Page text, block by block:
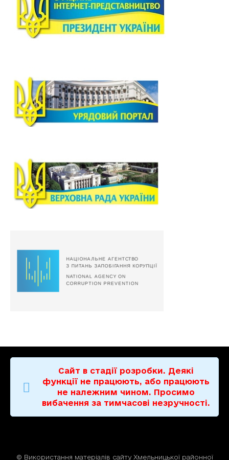
Сайт в стадії розробки. Деякі
функції не працюють, або працюють
не належним чином. Просимо
вибачення за тимчасові незручності.
© Використання матерiалiв сайту Хмельницької районної